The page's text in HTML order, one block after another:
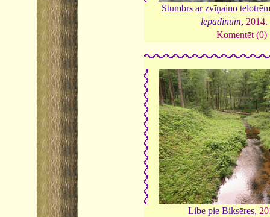
Stumbrs ar zvīņaino
lepadinum, 2014.
Komentēt (0)
Libe pie Biksēres,